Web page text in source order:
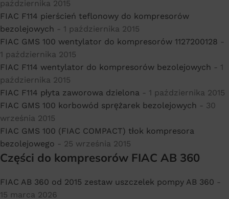
października 2015
FIAC F114 pierścień teflonowy do kompresorów
bezolejowych - 1 października 2015
FIAC GMS 100 wentylator do kompresorów 1127200128 -
1 października 2015
FIAC F114 wentylator do kompresorów bezolejowych - 1
października 2015
FIAC F114 płyta zaworowa dzielona - 1 października 2015
FIAC GMS 100 korbowód sprężarek bezolejowych - 30
września 2015
FIAC GMS 100 (FIAC COMPACT) tłok kompresora
bezolejowego - 25 września 2015
Części do kompresorów FIAC AB 360
FIAC AB 360 od 2015 zestaw uszczelek pompy AB 360 -
15 marca 2026